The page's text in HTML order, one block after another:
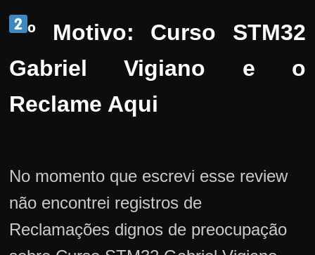
º Motivo: Curso STM32
Gabriel Vigiano e o
Reclame Aqui
No momento que escrevi esse review
não encontrei registros de
Reclamações dignos de preocupação